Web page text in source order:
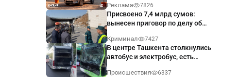
годовых
Реклама 7826
Присвоено 7,4 млрд сумов:
вынесен приговор по делу об
Ташкенте
Криминал 7427
В центре Ташкента столкнулись
автобус и электробус, есть
Происшествия 6337